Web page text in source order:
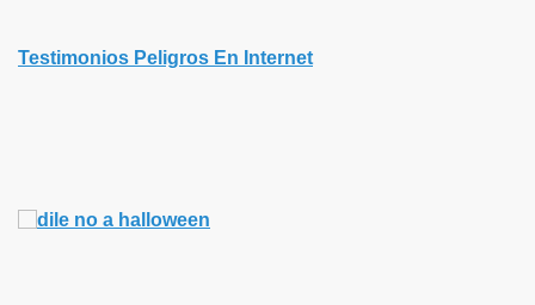
Testimonios Peligros En Internet